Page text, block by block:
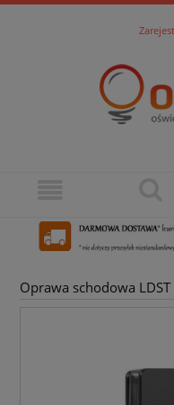
Oprawa schodowa